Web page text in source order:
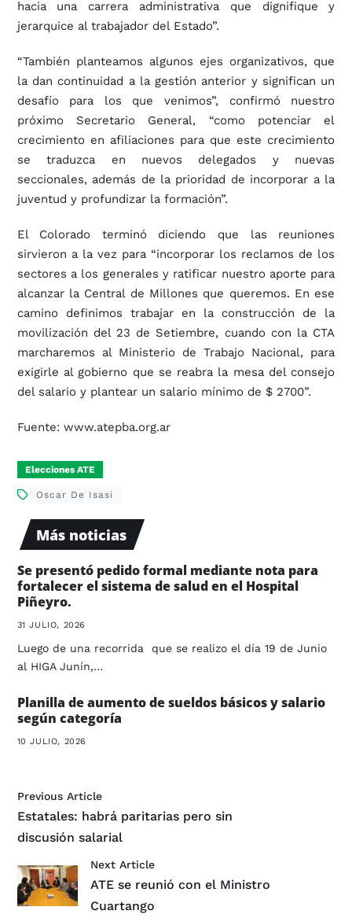
hacia una carrera administrativa que dignifique y
jerarquice al trabajador del Estado”.
“También planteamos algunos ejes organizativos, que
la dan continuidad a la gestión anterior y significan un
desafío para los que venimos”, confirmó nuestro
próximo Secretario General, “como potenciar el
crecimiento en afiliaciones para que este crecimiento
se traduzca en nuevos delegados y nuevas
seccionales, además de la prioridad de incorporar a la
juventud y profundizar la formación”.
El Colorado terminó diciendo que las reuniones
sirvieron a la vez para “incorporar los reclamos de los
sectores a los generales y ratificar nuestro aporte para
alcanzar la Central de Millones que queremos. En ese
camino definimos trabajar en la construcción de la
movilización del 23 de Setiembre, cuando con la CTA
marcharemos al Ministerio de Trabajo Nacional, para
exigirle al gobierno que se reabra la mesa del consejo
del salario y plantear un salario mínimo de $ 2700”.
Fuente: www.atepba.org.ar
Elecciones ATE
Oscar De Isasi
Más noticias
Se presentó pedido formal mediante nota para
fortalecer el sistema de salud en el Hospital
Piñeyro.
31 JULIO, 2026
Luego de una recorrida que se realizo el día 19 de Junio
al HIGA Junín,…
Planilla de aumento de sueldos básicos y salario
según categoría
10 JULIO, 2026
Previous Article
Estatales: habrá paritarias pero sin
discusión salarial
Next Article
ATE se reunió con el Ministro
Cuartango